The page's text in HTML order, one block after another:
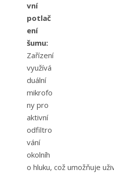
vní
potlač
ení
šumu:
Zařízení
využívá
duální
mikrofo
ny pro
aktivní
odfiltro
vání
okolníh
o hluku, což umožňuje